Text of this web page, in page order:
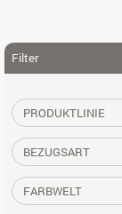
Filter
PRODUKTLINIE
BEZUGSART
FARBWELT